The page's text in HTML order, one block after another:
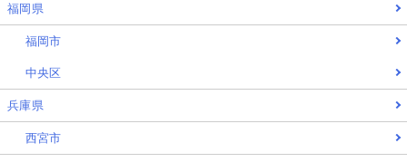
福岡県
福岡市
中央区
兵庫県
西宮市